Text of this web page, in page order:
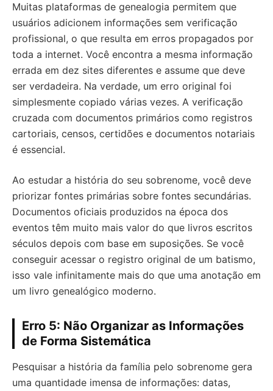
Muitas plataformas de genealogia permitem que
usuários adicionem informações sem verificação
profissional, o que resulta em erros propagados por
toda a internet. Você encontra a mesma informação
errada em dez sites diferentes e assume que deve
ser verdadeira. Na verdade, um erro original foi
simplesmente copiado várias vezes. A verificação
cruzada com documentos primários como registros
cartoriais, censos, certidões e documentos notariais
é essencial.
Ao estudar a história do seu sobrenome, você deve
priorizar fontes primárias sobre fontes secundárias.
Documentos oficiais produzidos na época dos
eventos têm muito mais valor do que livros escritos
séculos depois com base em suposições. Se você
conseguir acessar o registro original de um batismo,
isso vale infinitamente mais do que uma anotação em
um livro genealógico moderno.
Erro 5: Não Organizar as Informações
de Forma Sistemática
Pesquisar a história da família pelo sobrenome gera
uma quantidade imensa de informações: datas,